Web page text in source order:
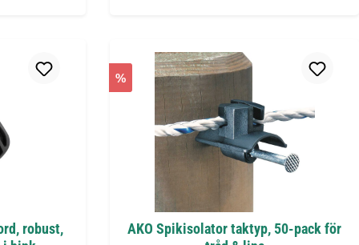
robust,
%
AKO Spikisolator taktyp, 50-pack för